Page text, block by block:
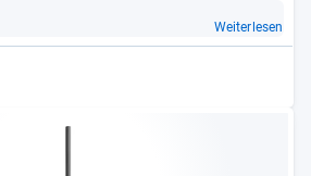
Weiterlesen